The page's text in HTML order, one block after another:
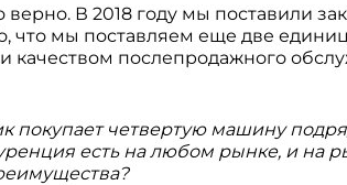
В 2018 году мы поставили
что мы поставляем еще две
качеством послепродажного
покупает четвертую машину
есть на любом рынке, и на